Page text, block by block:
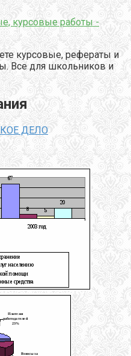
курсовые работы -
курсовые, рефераты и
Все для школьников и
ДЕЛО